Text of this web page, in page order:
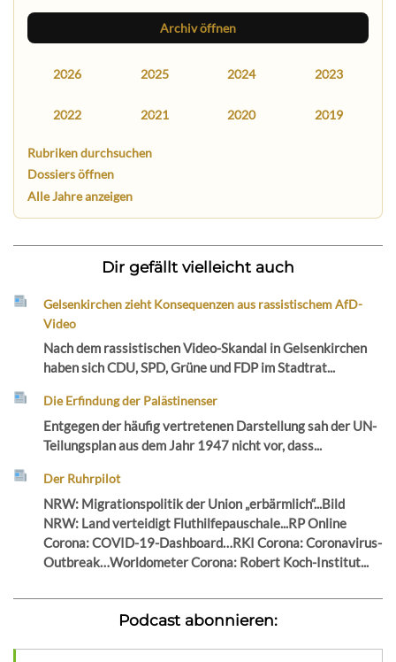
Archiv öffnen
2026 2025 2024 2023
2022 2021 2020 2019
Rubriken durchsuchen
Dossiers öffnen
Alle Jahre anzeigen
Dir gefällt vielleicht auch
Gelsenkirchen zieht Konsequenzen aus rassistischem AfD-
Video
Nach dem rassistischen Video-Skandal in Gelsenkirchen
haben sich CDU, SPD, Grüne und FDP im Stadtrat...
Die Erfindung der Palästinenser
Entgegen der häufig vertretenen Darstellung sah der UN-
Teilungsplan aus dem Jahr 1947 nicht vor, dass...
Der Ruhrpilot
NRW: Migrationspolitik der Union „erbärmlich“...Bild
NRW: Land verteidigt Fluthilfepauschale...RP Online
Corona: COVID-19-Dashboard…RKI Corona: Coronavirus-
Outbreak…Worldometer Corona: Robert Koch-Institut...
Podcast abonnieren: